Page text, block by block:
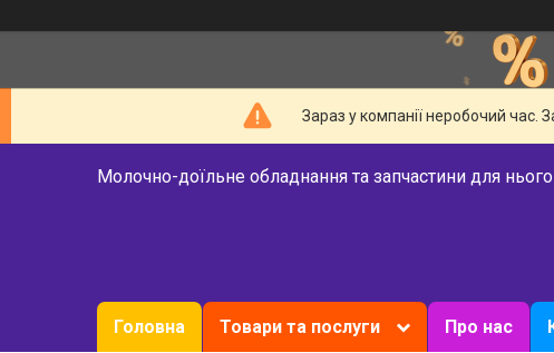
Зараз у компанії неробочий час.
Молочно-доїльне обладнання та запчастини для нього
Головна Товари та послуги Про нас